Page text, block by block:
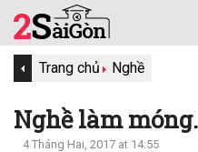
Trang chủ Nghề
Nghề làm
4 Tháng Hai, 2017 at 14:55